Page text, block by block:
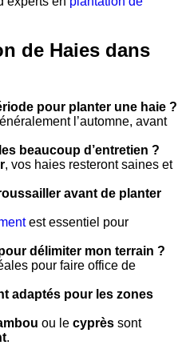
de Haies dans
pour planter une haie ?
l’automne, avant
beaucoup d’entretien ?
, vos haies resteront saines et
avant de planter
est essentiel pour
délimiter mon terrain ?
pour faire office de
adaptés pour les zones
ou le cyprès sont
.